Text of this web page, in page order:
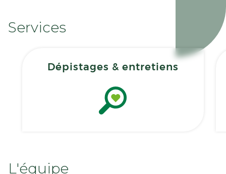
Services
Dépistages & entretiens
L'équipe